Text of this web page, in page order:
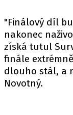
"Finálový díl
nakonec
získá tutul
finále
dlouho stál, a
Novotný.